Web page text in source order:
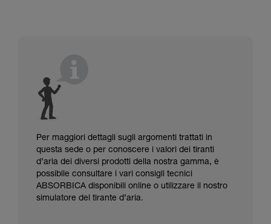
Per maggiori dettagli sugli argomenti trattati in
questa sede o per conoscere i valori dei tiranti
d’aria dei diversi prodotti della nostra gamma, è
possibile consultare i vari consigli tecnici
ABSORBICA disponibili online o utilizzare il nostro
simulatore del tirante d’aria.